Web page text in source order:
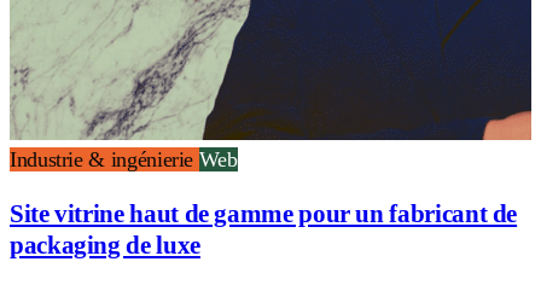
Industrie & ingénierie Web
Site vitrine haut de gamme pour un fabricant de
packaging de luxe